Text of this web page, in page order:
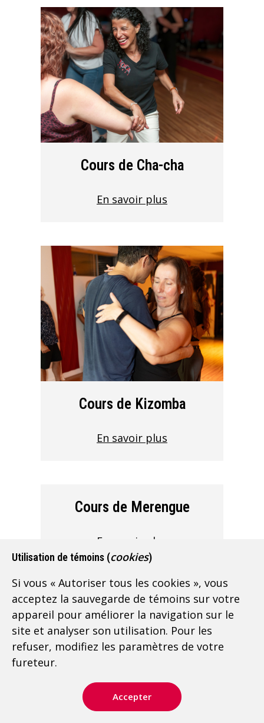
Cours de Cha-cha
En savoir plus
Cours de Kizomba
En savoir plus
Cours de Merengue
En savoir plus
Cours de Rueda de
Casino
Utilisation de témoins (cookies)
Si vous « Autoriser tous les cookies », vous
acceptez la sauvegarde de témoins sur votre
appareil pour améliorer la navigation sur le
site et analyser son utilisation. Pour les
refuser, modifiez les paramètres de votre
fureteur.
Accepter